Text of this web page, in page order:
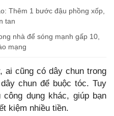
Thêm 1 bước đậu phồng xốp,
tan
nhà để sóng mạnh gấp 10,
mạng
ai cũng có dây chun trong
chun để buộc tóc. Tuy
dụng khác, giúp bạn
kiệm nhiều tiền.